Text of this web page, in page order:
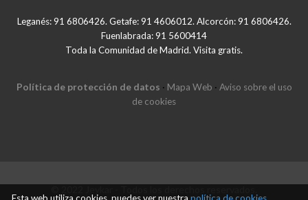
Leganés: 91 6806426. Getafe: 91 4606012. Alcorcón: 91 6806426.
Fuenlabrada: 91 5600414
Toda la Comunidad de Madrid. Visita gratis.
Política de protección de datos · Mapa Web · Aviso sobre el uso
de cookies